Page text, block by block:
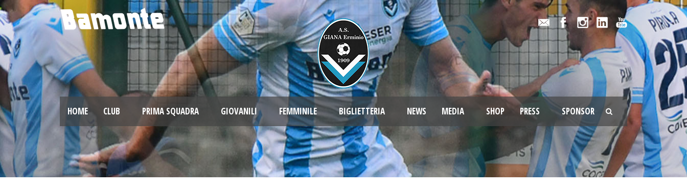
HOME CLUB PRIMA SQUADRA GIOVANILI FEMMINILE BIGLIETTERIA NEWS MEDIA SHOP PRESS SPONSOR